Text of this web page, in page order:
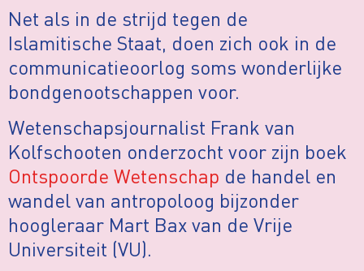
Net als in de strijd tegen de
Islamitische Staat, doen zich ook in de
communicatieoorlog soms wonderlijke
bondgenootschappen voor.
Wetenschapsjournalist Frank van
Kolfschooten onderzocht voor zijn boek
Ontspoorde Wetenschap de handel en
wandel van antropoloog bijzonder
hoogleraar Mart Bax van de Vrije
Universiteit (VU).